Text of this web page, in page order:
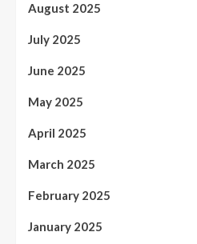
August 2025
July 2025
June 2025
May 2025
April 2025
March 2025
February 2025
January 2025